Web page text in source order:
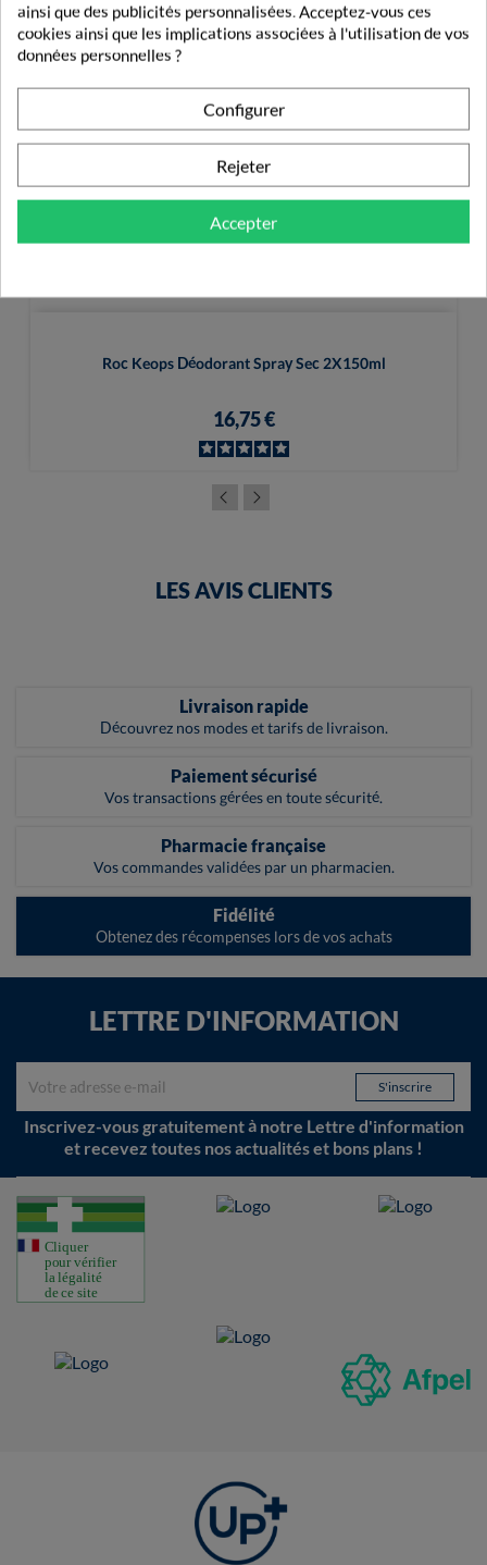
Roc Keops Déodorant Spray Sec 2X150ml
16,75 €
LES AVIS CLIENTS
Livraison rapide
Découvrez nos modes et tarifs de livraison.
Paiement sécurisé
Vos transactions gérées en toute sécurité.
Pharmacie française
Vos commandes validées par un pharmacien.
Fidélité
Obtenez des récompenses lors de vos achats
LETTRE D'INFORMATION
Inscrivez-vous gratuitement à notre Lettre d'information
et recevez toutes nos actualités et bons plans !
ainsi que des publicités personnalisées. Acceptez-vous ces
cookies ainsi que les implications associées à l'utilisation de vos
données personnelles ?
Configurer
Rejeter
Accepter